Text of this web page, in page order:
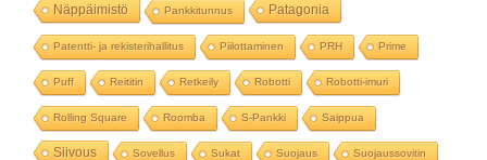
Näppäimistö Pankkitunnus Patagonia
Patentti- ja rekisterihallitus Piilottaminen PRH Prime
Puff Reititin Retkeily Robotti Robotti-imuri
Rolling Square Roomba S-Pankki Saippua
Siivous Sovellus Sukat Suojaus Suojaussovitin